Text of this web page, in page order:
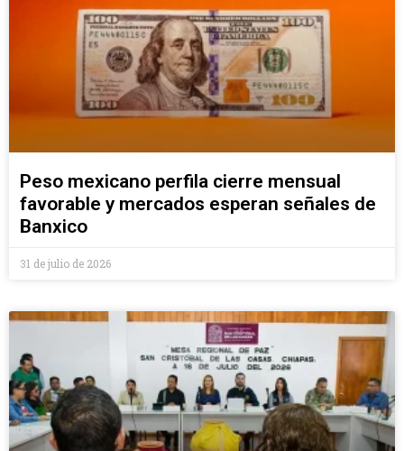
Peso mexicano perfila cierre mensual
favorable y mercados esperan señales de
Banxico
31 de julio de 2026